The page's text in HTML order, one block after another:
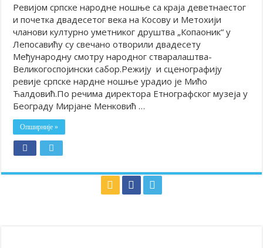
Ревијом српске народне ношње са краја деветнаестог
и почетка двадесетог века на Косову и Метохији
чланови културно уметниког друштва „Копаоник“ у
Лепосавићу су свечано отворили двадесету
Међународну смотру народног стваралаштва-
Великогоспојински сабор.Режију и сценографију
ревије српске нардне ношње урадио је Мићо
Ћалдовић.По речима директора Етнографског музеја у
Београду Мирјане Менковић …
Опширније »